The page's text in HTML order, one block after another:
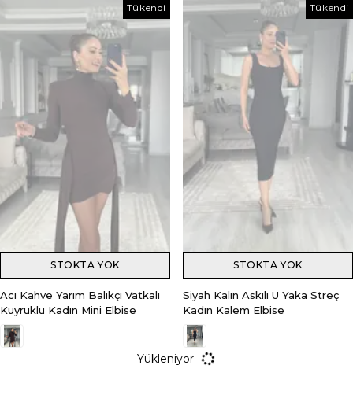
Tükendi
STOKTA YOK
Acı Kahve Yarım Balıkçı Vatkalı
Kuyruklu Kadın Mini Elbise
Tükendi
STOKTA YOK
Siyah Kalın Askılı U Yaka Streç
Kadın Kalem Elbise
Yükleniyor